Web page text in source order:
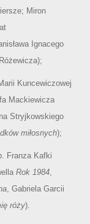
Miron
Ignacego
Kuncewiczowej
Mackiewicza
Stryjkowskiego
miłosnych);
Franza Kafki
Rok 1984,
, Gabriela Garcii
róży).